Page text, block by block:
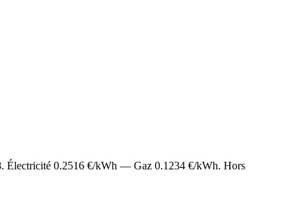
. Électricité 0.2516 €/kWh — Gaz 0.1234 €/kWh. Hors